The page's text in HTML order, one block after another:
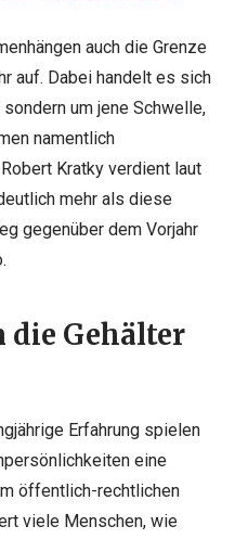
auch die Grenze
auf. Dabei handelt es sich
um jene Schwelle,
namentlich
Kratky verdient laut
mehr als diese
gegenüber dem Vorjahr
Gehälter
Erfahrung spielen
eine
öffentlich-rechtlichen
viele Menschen, wie